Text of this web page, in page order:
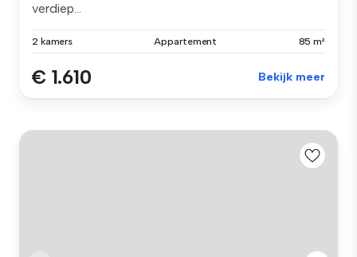
verdiep...
2 kamers Appartement 85 m²
€ 1.610 Bekijk meer